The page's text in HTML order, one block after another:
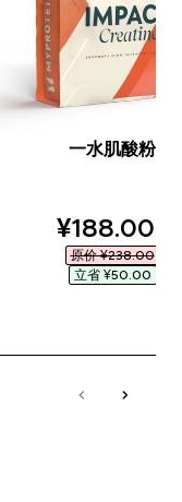
一水肌酸粉
¥188.00‎
原价 ¥238.00‎
立省 ¥50.00‎